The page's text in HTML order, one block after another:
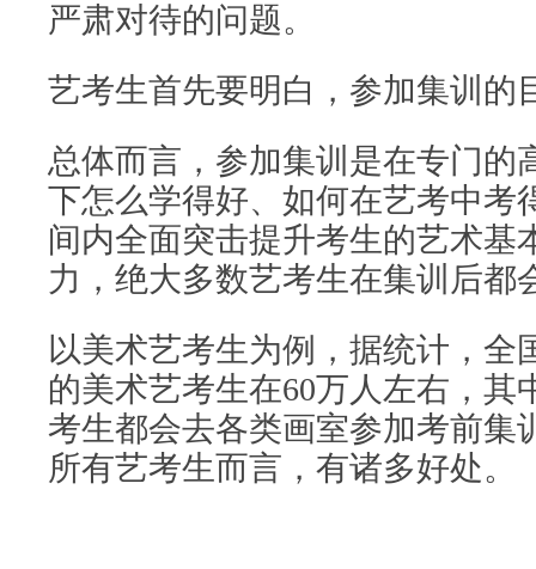
严肃对待的问题。
艺考生首先要明白，参加集训的
总体而言，参加集训是在专门的
下怎么学得好、如何在艺考中考
间内全面突击提升考生的艺术基
力，绝大多数艺考生在集训后都
以美术艺考生为例，据统计，全
的美术艺考生在60万人左右，其
考生都会去各类画室参加考前集
所有艺考生而言，有诸多好处。